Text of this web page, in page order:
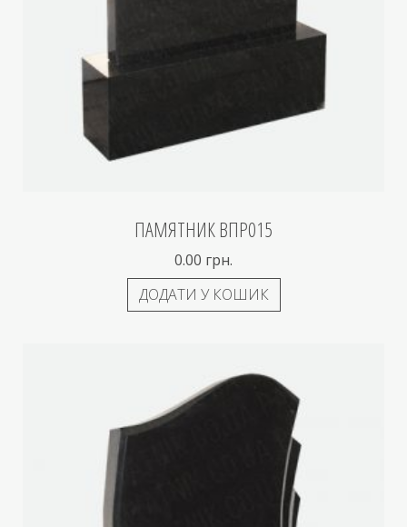
ПАМЯТНИК ВПР015
0.00 грн.
ДОДАТИ У КОШИК